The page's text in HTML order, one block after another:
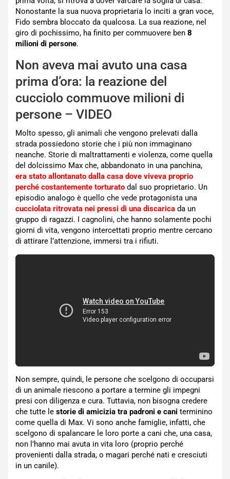
Nonostante la sua nuova proprietaria lo inciti a gran voce,
Fido sembra bloccato da qualcosa. La sua reazione, nel
giro di pochissimo, ha finito per commuovere ben 8
milioni di persone.
Non aveva mai avuto una casa
prima d’ora: la reazione del
cucciolo commuove milioni di
persone – VIDEO
Molto spesso, gli animali che vengono prelevati dalla
strada possiedono storie che i più non immaginano
neanche. Storie di maltrattamenti e violenza, come quella
del dolcissimo Max che, abbandonato in una panchina,
era stato allontanato dalla casa dove viveva proprio
perché costantemente torturato dal suo proprietario. Un
episodio analogo è quello che vede protagonista una
cucciolata ritrovata nei pressi di una discarica da un
gruppo di ragazzi. I cagnolini, che hanno solamente pochi
giorni di vita, vengono intercettati proprio mentre cercano
di attirare l’attenzione, immersi tra i rifiuti.
Non sempre, quindi, le persone che scelgono di occuparsi
di un animale riescono a portare a termine gli impegni
presi con diligenza e cura. Tuttavia, non bisogna credere
che tutte le storie di amicizia tra padroni e cani terminino
come quella di Max. Vi sono anche famiglie, infatti, che
scelgono di spalancare le loro porte a cani che, una casa,
non l’hanno mai avuta in vita loro (proprio perché
provenienti dalla strada, o magari perché nati e cresciuti
in un canile).